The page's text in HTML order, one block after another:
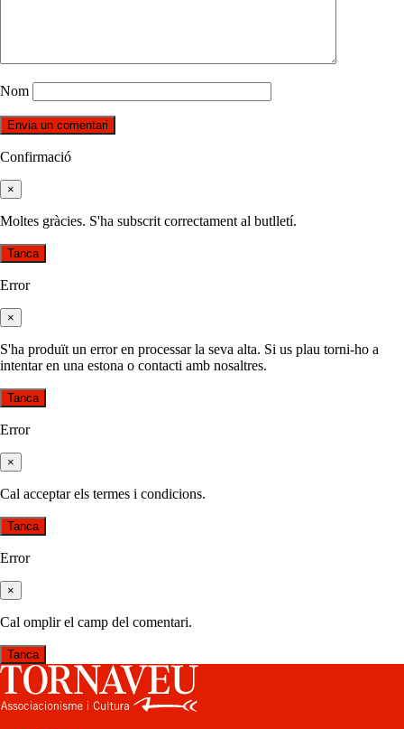
Nom
Confirmació
×
Moltes gràcies. S'ha subscrit correctament al butlletí.
Tanca
Error
×
S'ha produït un error en processar la seva alta. Si us plau torni-ho a
intentar en una estona o contacti amb nosaltres.
Tanca
Error
×
Cal acceptar els termes i condicions.
Tanca
Error
×
Cal omplir el camp del comentari.
Tanca